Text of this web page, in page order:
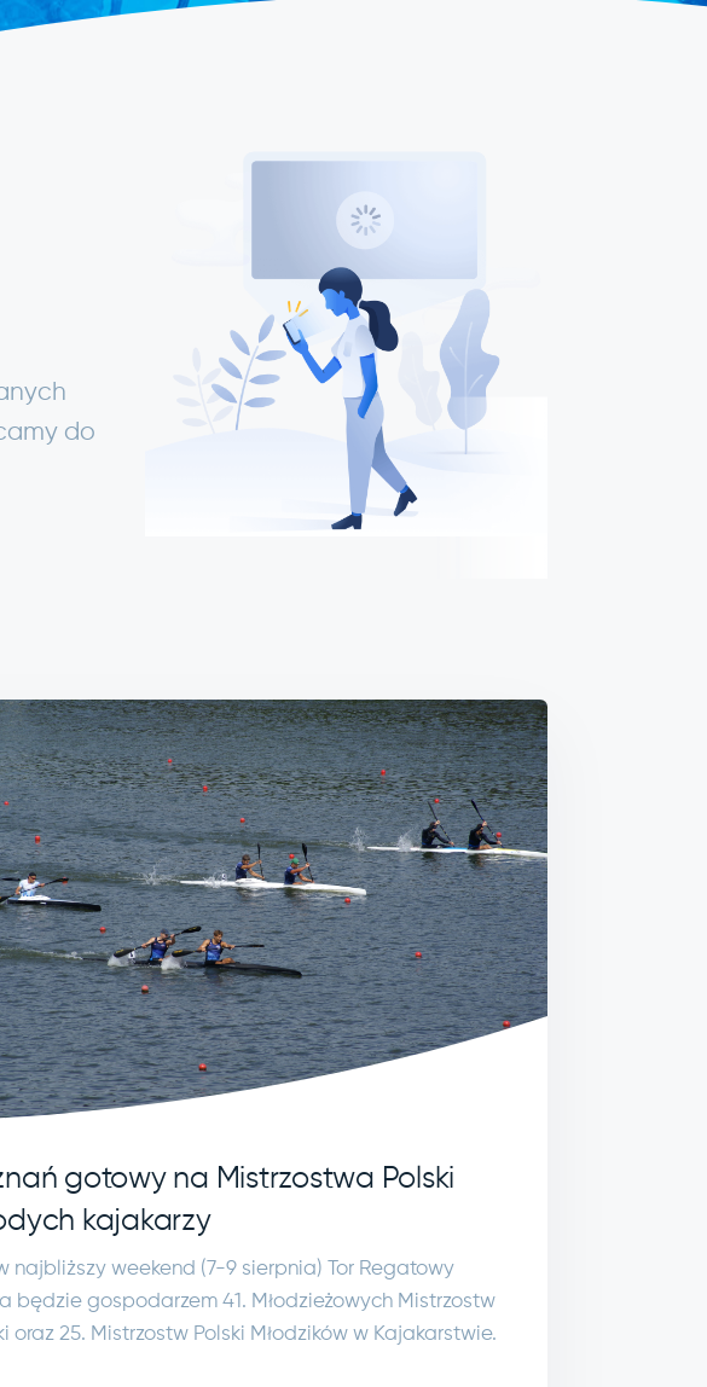
do
gotowy na Mistrzostwa Polski
kajakarzy
najbliższy weekend (7-9 sierpnia) Tor Regatowy
będzie gospodarzem 41. Młodzieżowych Mistrzostw
oraz 25. Mistrzostw Polski Młodzików w Kajakarstwie.